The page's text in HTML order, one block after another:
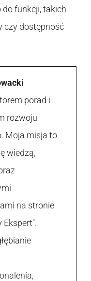
do funkcji, takich
czy dostępność
porad i
rozwoju
Moja misja to
wiedzą,
na stronie
Ekspert".